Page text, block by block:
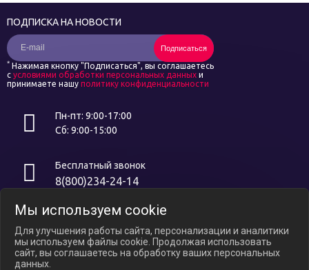
Пн-пт: 9:00-17:00
Сб: 9:00-15:00
Бесплатный звонок
8(800)234-24-14
Интернет ресурс носит исключительно информационный характер и
437 ГК РФ. В связи с ослаблением курса российского рубля цены на
сайте могут варьироваться, уточняйте актуальные цены у
менеджеров по телефону.
ПОДПИСКА НА НОВОСТИ
Подписаться
* Нажимая кнопку "Подписаться", вы соглашаетесь
с условиями обработки персональных данных и
принимаете нашу политику конфиденциальности
Мы используем cookie
Для улучшения работы сайта, персонализации и аналитики
мы используем файлы cookie. Продолжая использовать
сайт, вы соглашаетесь на обработку ваших персональных
данных.